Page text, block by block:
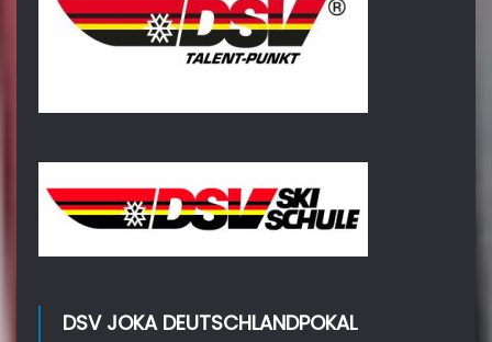
DSV JOKA DEUTSCHLANDPOKAL